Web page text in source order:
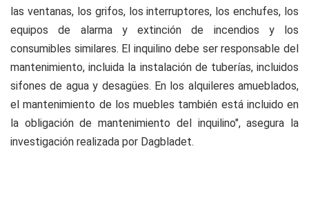
las ventanas, los grifos, los interruptores, los enchufes, los
equipos de alarma y extinción de incendios y los
consumibles similares. El inquilino debe ser responsable del
mantenimiento, incluida la instalación de tuberías, incluidos
sifones de agua y desagües. En los alquileres amueblados,
el mantenimiento de los muebles también está incluido en
la obligación de mantenimiento del inquilino", asegura la
investigación realizada por Dagbladet.